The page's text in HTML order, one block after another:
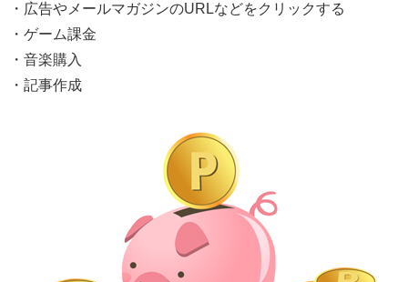
・広告やメールマガジンのURLなどをクリックする
・ゲーム課金
・音楽購入
・記事作成